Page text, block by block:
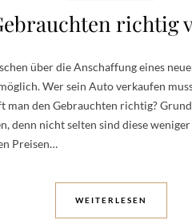
richtig
über die Anschaffung eines
Wer sein Auto verkaufen
man den Gebrauchten richtig?
denn nicht selten sind diese
Preisen…
WEITERLESEN